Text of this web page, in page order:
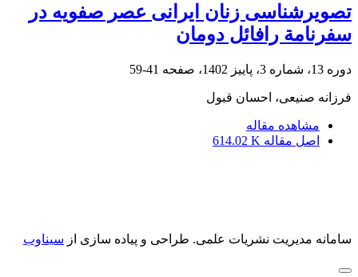
تصویرشناسی زنان ایرانی عصر صفویه در
سفرنامة رافائل دومان
دوره 13، شماره 3، پاییز 1402، صفحه 41-59
فرزانه صنیعی، احسان قبول
مشاهده مقاله
اصل مقاله 614.02 K
سامانه مدیریت نشریات علمی. طراحی و پیاده سازی از سیناوب